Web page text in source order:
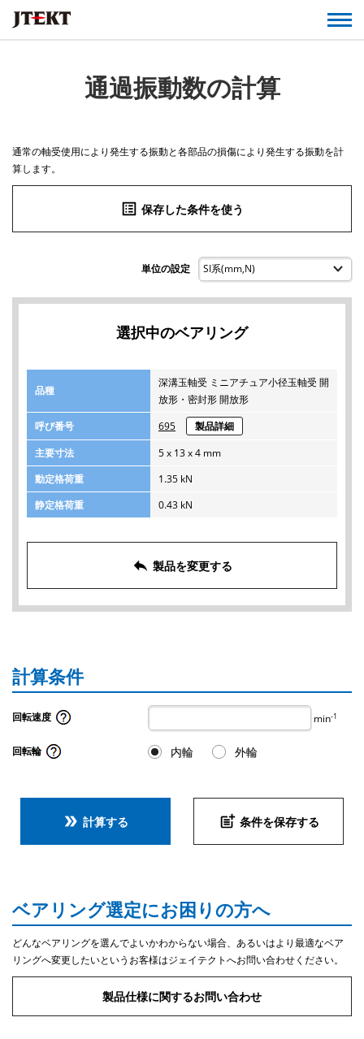
通過振動数の計算
通常の軸受使用により発生する振動と各部品の損傷により発生する振動を計
算します。
list_alt 保存した条件を使う
単位の設定
選択中のベアリング
品種
深溝玉軸受 ミニアチュア小径玉軸受 開
放形・密封形 開放形
呼び番号
695
製品詳細
主要寸法
5 x 13 x 4 mm
動定格荷重
1.35 kN
静定格荷重
0.43 kN
reply 製品を変更する
計算条件
回転速度 min-1
回転輪 内輪 外輪
double_arrow 計算する post_add 条件を保存する
ベアリング選定にお困りの方へ
どんなベアリングを選んでよいかわからない場合、あるいはより最適なベア
リングへ変更したいというお客様はジェイテクトへお問い合わせください。
製品仕様に関するお問い合わせ